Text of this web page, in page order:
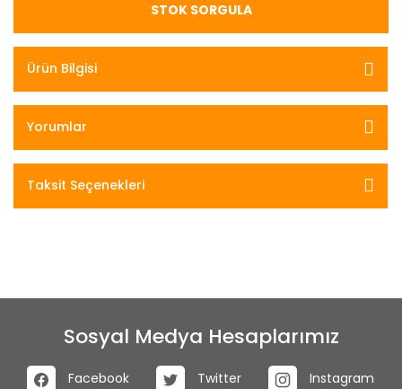
STOK SORGULA
Ürün Bilgisi
Yorumlar
Taksit Seçenekleri
Sosyal Medya Hesaplarımız
Facebook Twitter Instagram